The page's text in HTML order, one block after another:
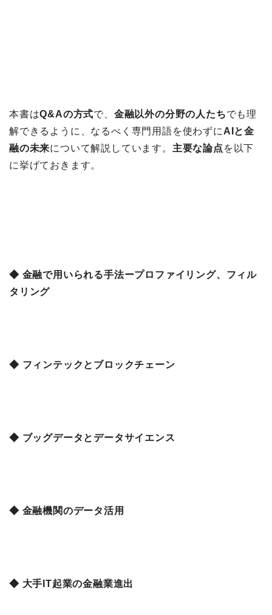
本書はQ&Aの方式で、 金融以外の分野の人たちでも理
解できるように、なるべく専門用語を使わずに AIと金
融の未来について解説しています。 主要な論点 を以下
に挙げておきます。
◆ 金融で用いられる手法ープロファイリング、フィル
タリング
◆ フィンテックとブロックチェーン
◆ ブッグデータとデータサイエンス
◆ 金融機関のデータ活用
◆ 大手IT起業の金融業進出